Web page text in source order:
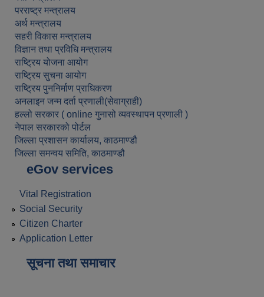
परराष्ट्र मन्त्रालय
अर्थ मन्त्रालय
सहरी विकास मन्त्रालय
विज्ञान तथा प्रविधि मन्त्रालय
राष्ट्रिय योजना आयोग
राष्ट्रिय सुचना आयोग
राष्ट्रिय पुननिर्माण प्राधिकरण
अनलाइन जन्म दर्ता प्रणाली(सेवाग्राही)
हल्लो सरकार ( online गुनासो व्यवस्थापन प्रणाली )
नेपाल सरकारको पोर्टल
जिल्ला प्रशासन कार्यालय, काठमाण्डौ
जिल्ला समन्वय समिति, काठमाण्डौ
eGov services
Vital Registration
Social Security
Citizen Charter
Application Letter
सूचना तथा समाचार